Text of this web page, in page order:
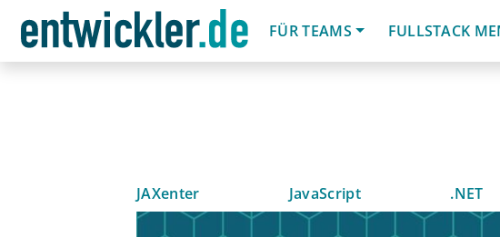
FÜR TEAMS
FULLSTACK
JAXenter JavaScript .NET